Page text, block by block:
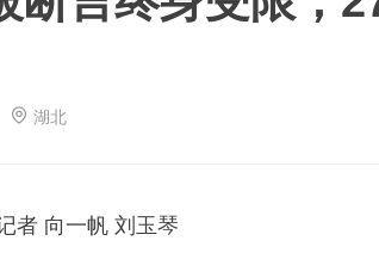
湖北
者 向一帆 刘玉琴